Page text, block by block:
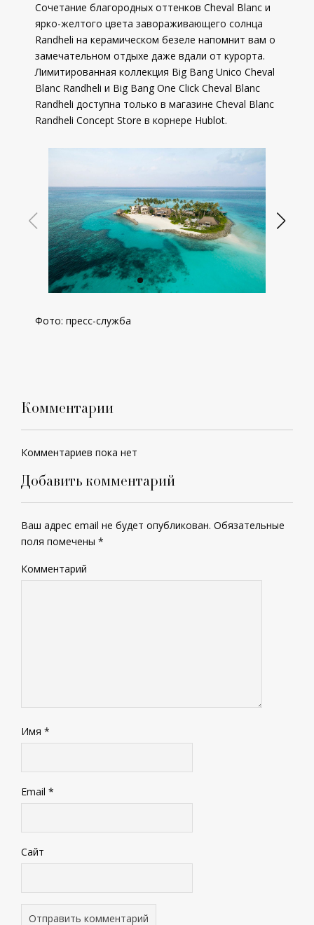
Сочетание благородных оттенков Cheval Blanc и
ярко-желтого цвета завораживающего солнца
Randheli на керамическом безеле напомнит вам о
замечательном отдыхе даже вдали от курорта.
Лимитированная коллекция Big Bang Unico Cheval
Blanc Randheli и Big Bang One Click Cheval Blanc
Randheli доступна только в магазине Cheval Blanc
Randheli Concept Store в корнере Hublot.
Фото: пресс-служба
Комментарии
Комментариев пока нет
Добавить комментарий
Ваш адрес email не будет опубликован. Обязательные
поля помечены *
Комментарий
Имя *
Email *
Сайт